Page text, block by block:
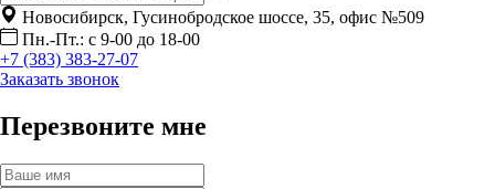
Новосибирск, Гусинобродское шоссе, 35, офис №509
Пн.-Пт.: с 9-00 до 18-00
+7 (383) 383-27-07
Заказать звонок
Перезвоните мне